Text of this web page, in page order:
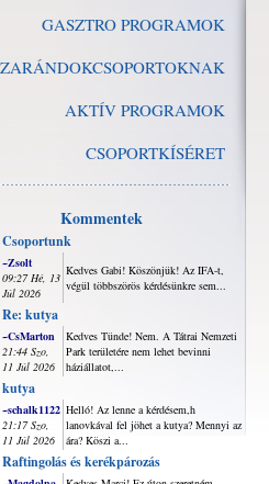
GASZTRO PROGRAMOK
ZARÁNDOKCSOPORTOKNAK
AKTÍV PROGRAMOK
CSOPORTKÍSÉRET
Kommentek
Csoportunk
~Zsolt
09:27 Hé, 13
Júl 2026
Kedves Gabi! Köszönjük! Az IFA-t,
végül többszörös kérdésünkre sem...
Re: kutya
~CsMarton
21:44 Szo,
11 Júl 2026
Kedves Tünde! Nem. A Tátrai Nemzeti
Park területére nem lehet bevinni
háziállatot,...
kutya
~schalk1122
21:17 Szo,
11 Júl 2026
Helló! Az lenne a kérdésem,h
lanovkával fel jöhet a kutya? Mennyi az
ára? Köszi a...
Raftingolás és kerékpározás